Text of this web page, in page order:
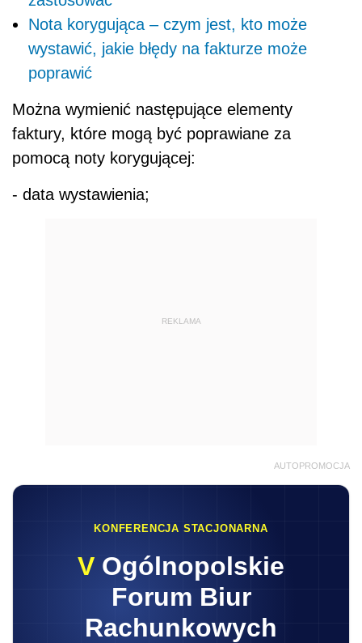
Nota korygująca – czym jest, kto może
wystawić, jakie błędy na fakturze może
poprawić
Można wymienić następujące elementy
faktury, które mogą być poprawiane za
pomocą noty korygującej:
- data wystawienia;
REKLAMA
AUTOPROMOCJA
KONFERENCJA STACJONARNA
V Ogólnopolskie
Forum Biur
Rachunkowych